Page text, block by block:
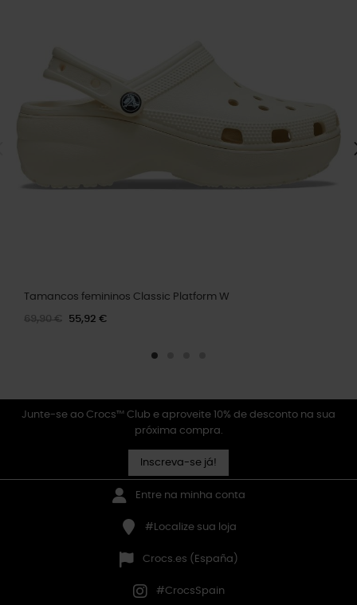
Tamancos femininos Classic Platform W
69,90 € 55,92 €
Junte-se ao Crocs™ Club e aproveite 10% de desconto na sua
próxima compra.
Inscreva-se já!
Entre na minha conta
#Localize sua loja
Crocs.es (España)
#CrocsSpain